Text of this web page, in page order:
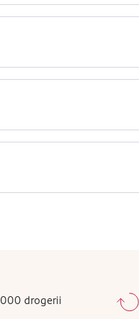
Zapewnia skuteczną
skórę i chronią jej
Salicylate, Tris-
Oil, Squalene, Titanium
drogerii